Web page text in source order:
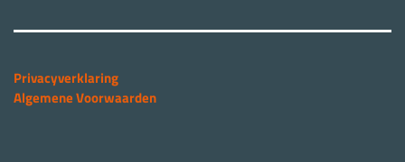
Privacyverklaring
Algemene Voorwaarden